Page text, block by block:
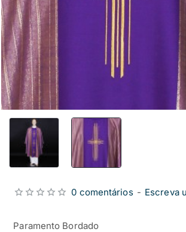
Paramento Bordado
0 comentários - Escreva